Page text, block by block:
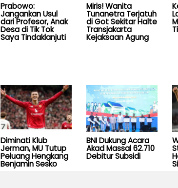
Prabowo:
Jangankan Usul
dari Profesor, Anak
Desa di Tik Tok
Saya Tindaklanjuti
Miris! Wanita
Tunanetra Terjatuh
di Got Sekitar Halte
Transjakarta
Kejaksaan Agung
Diminati Klub
Jerman, MU Tutup
Peluang Hengkang
Benjamin Sesko
BNI Dukung Acara
Akad Massal 62.710
Debitur Subsidi